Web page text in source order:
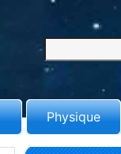
Physique